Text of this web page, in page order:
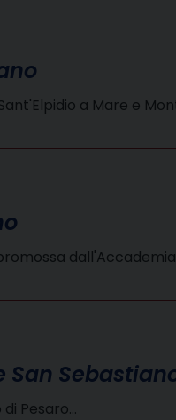
a Mare e
Pesaro…